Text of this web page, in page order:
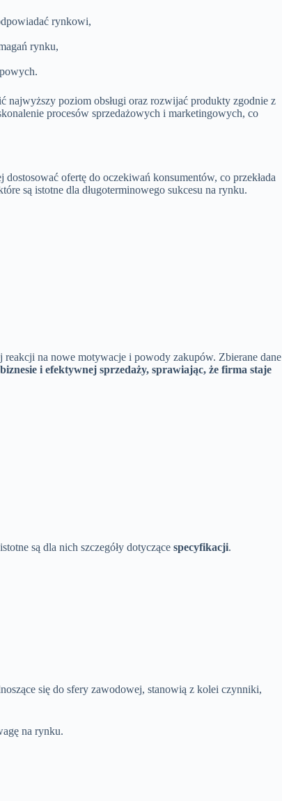
rynkowi,
rynku,
poziom obsługi oraz rozwijać produkty zgodnie z
procesów sprzedażowych i marketingowych, co
ofertę do oczekiwań konsumentów, co przekłada
są istotne dla długoterminowego sukcesu na rynku.
na nowe motywacje i powody zakupów. Zbierane dane
i efektywnej sprzedaży, sprawiając, że firma staje
są dla nich szczegóły dotyczące specyfikacji.
się do sfery zawodowej, stanowią z kolei czynniki,
na rynku.